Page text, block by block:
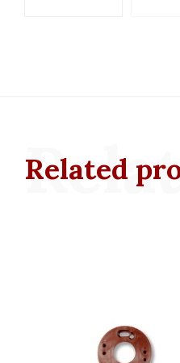
Related